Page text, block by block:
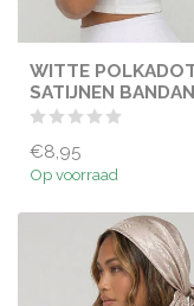
WITTE
SATIJNEN
€8,95
Op voorraad